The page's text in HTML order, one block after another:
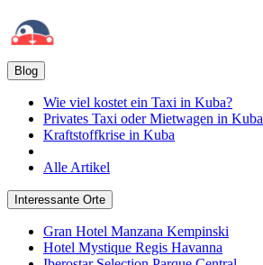
Blog
Wie viel kostet ein Taxi in Kuba?
Privates Taxi oder Mietwagen in Kuba
Kraftstoffkrise in Kuba
Alle Artikel
Interessante Orte
Gran Hotel Manzana Kempinski
Hotel Mystique Regis Havanna